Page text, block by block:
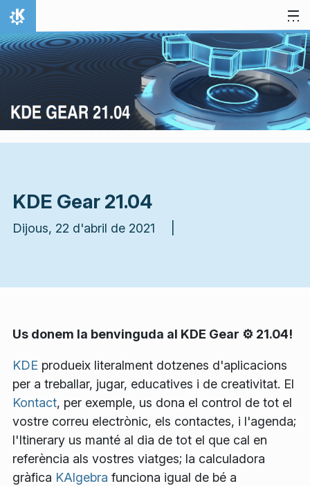
Salta al contingut
Inici
KDE Gear 21.04
Dijous, 22 d'abril de 2021 |
Us donem la benvinguda al KDE Gear ⚙️ 21.04!
KDE produeix literalment dotzenes d'aplicacions
per a treballar, jugar, educatives i de creativitat. El
Kontact, per exemple, us dona el control de tot el
vostre correu electrònic, els contactes, i l'agenda;
l'Itinerary us manté al dia de tot el que cal en
referència als vostres viatges; la calculadora
gràfica KAlgebra funciona igual de bé a